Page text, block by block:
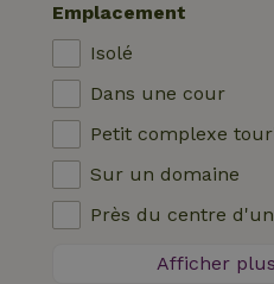
Lit pour enfant
Maison de campagne
Chalet
Villa
Glamping
Cabane en rondins
Logis
Roulotte
Emplacement
Isolé
Dans une cour
Petit complexe
Sur un domaine
Près du centre
A l'orée d'un village
Afficher plus